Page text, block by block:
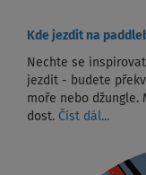
Kde jezdit na
Nechte se
jezdit - budete
moře nebo džungle.
dost. Číst dál...